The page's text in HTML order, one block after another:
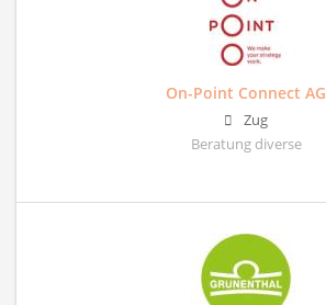
On-Point Connect AG
Zug
Beratung diverse